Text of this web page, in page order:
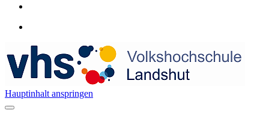
Hauptinhalt anspringen